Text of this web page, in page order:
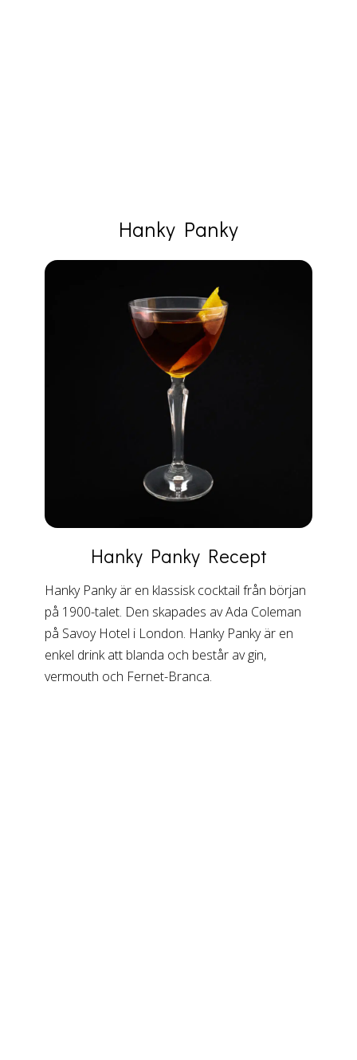
Hanky Panky
Hanky PankyRecept
Hanky Panky är en klassisk cocktail från början
på 1900-talet. Den skapades av Ada Coleman
på Savoy Hotel i London. Hanky Panky är en
enkel drink att blanda och består av gin,
vermouth och Fernet-Branca.